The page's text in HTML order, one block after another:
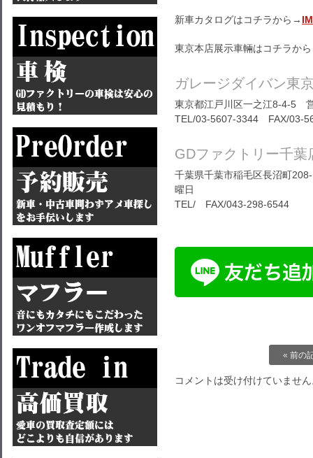
新車カタログはコチラから→
東京本店展示車輛はコチラか
ガレージダイバン東
東京都江戸川区一之江8-4-5
TEL/03-5607-3344 FAX/03-
GDファクトリー千葉
千葉県千葉市稲毛区長沼町
曜日
TEL/ FAX/043-298-6544
« 前の
コメントは受け付けていませ